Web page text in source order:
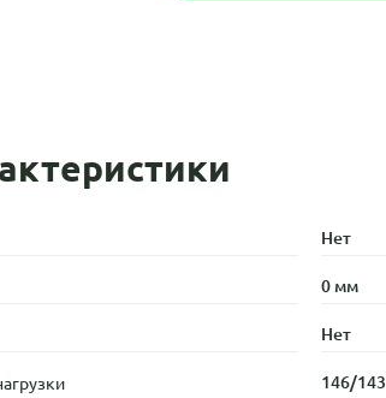
Нет
0 мм
Нет
146/143